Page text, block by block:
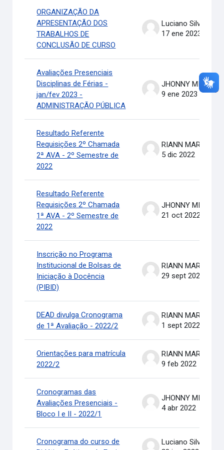
ORGANIZAÇÃO DA
APRESENTAÇÃO DOS
TRABALHOS DE
CONCLUSÃO DE CURSO
Luciano Silva
17 ene 2023
Avaliações Presenciais
Disciplinas de Férias -
jan/fev 2023 -
ADMINISTRAÇÃO PÚBLICA
9 ene 2023
Resultado Referente
Requisições 2º Chamada
2ª AVA - 2º Semestre de
2022
5 dic 2022
Resultado Referente
Requisições 2º Chamada
1ª AVA - 2º Semestre de
2022
21 oct 2022
Inscrição no Programa
Institucional de Bolsas de
Iniciação à Docência
(PIBID)
29 sept 2022
DEAD divulga Cronograma
de 1ª Avaliação - 2022/2
1 sept 2022
Orientações para matrícula
2022/2
9 feb 2022
Cronogramas das
Avaliações Presenciais -
Bloco I e II - 2022/1
4 abr 2022
Cronograma do curso de
Luciano Silva